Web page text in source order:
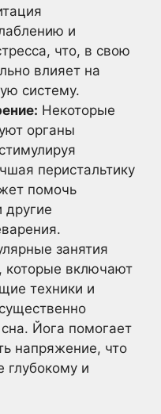
и
что, в свою
влияет на
систему.
Некоторые
органы
перистальтику
помочь
другие
занятия
которые включают
техники и
Йога помогает
напряжение, что
глубокому и